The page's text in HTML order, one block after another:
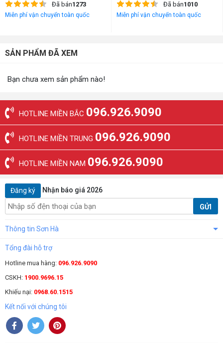
Đã bán1273
Miễn phí vận chuyển toàn quốc
Đã bán1010
Miễn phí vận chuyển toàn quốc
SẢN PHẨM ĐÃ XEM
Bạn chưa xem sản phẩm nào!
HOTLINE MIỀN BẮC 096.926.9090
HOTLINE MIỀN TRUNG 096.926.9090
HOTLINE MIỀN NAM 096.926.9090
Đăng ký Nhận báo giá 2026
GỬI
Thông tin Sơn Hà
Tổng đài hỗ trợ
Hotline mua hàng: 096.926.9090
CSKH: 1900.9696.15
Khiếu nại: 0968.60.1515
Kết nối với chúng tôi